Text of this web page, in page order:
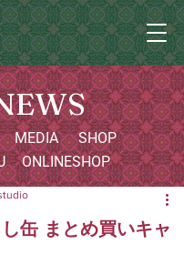
MEDIA
SHOP
ONLINESHOP
缶 まとめ買いキャ